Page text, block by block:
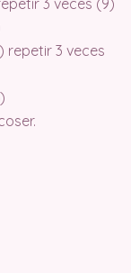
3 veces (9)
repetir 3 veces